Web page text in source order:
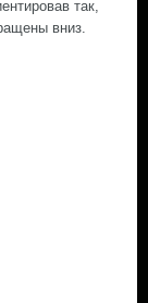
так,
вниз.